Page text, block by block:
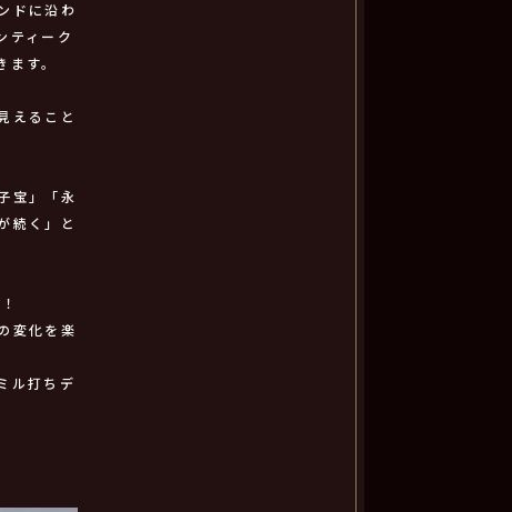
ドに沿わ
ティーク
す。
えること
宝」「永
続く」と
変化を楽
ル打ちデ